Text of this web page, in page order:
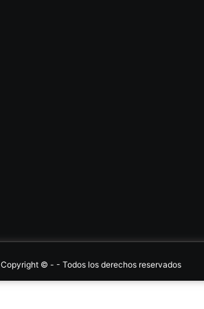
Copyright ©-- Todos los derechos reservados